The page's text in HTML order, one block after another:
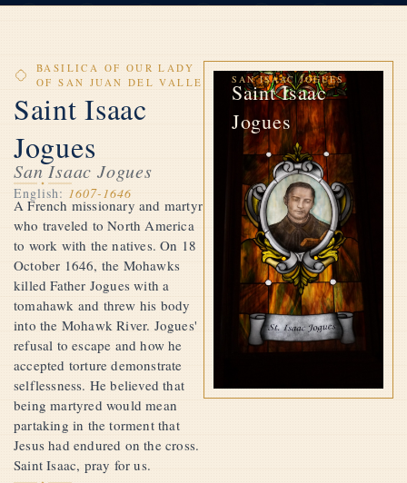
BASILICA OF OUR LADY
OF SAN JUAN DEL VALLE
Saint Isaac
Jogues
San Isaac Jogues
English: 1607-1646
A French missionary and martyr
who traveled to North America
to work with the natives. On 18
October 1646, the Mohawks
killed Father Jogues with a
tomahawk and threw his body
into the Mohawk River. Jogues'
refusal to escape and how he
accepted torture demonstrate
selflessness. He believed that
being martyred would mean
partaking in the torment that
Jesus had endured on the cross.
Saint Isaac, pray for us.
SAN ISAAC JOGUES
Saint Isaac
Jogues